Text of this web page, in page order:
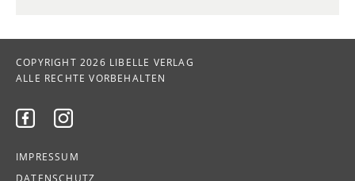
COPYRIGHT 2026 LIBELLE VERLAG
ALLE RECHTE VORBEHALTEN
 
IMPRESSUM
DATENSCHUTZ